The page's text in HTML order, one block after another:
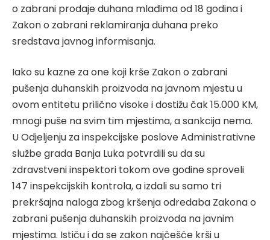
o zabrani prodaje duhana mlađima od 18 godina i
Zakon o zabrani reklamiranja duhana preko
sredstava javnog informisanja.
Iako su kazne za one koji krše Zakon o zabrani
pušenja duhanskih proizvoda na javnom mjestu u
ovom entitetu prilično visoke i dostižu čak 15.000 KM,
mnogi puše na svim tim mjestima, a sankcija nema.
U Odjeljenju za inspekcijske poslove Administrativne
službe grada Banja Luka potvrdili su da su
zdravstveni inspektori tokom ove godine sproveli
147 inspekcijskih kontrola, a izdali su samo tri
prekršajna naloga zbog kršenja odredaba Zakona o
zabrani pušenja duhanskih proizvoda na javnim
mjestima. Ističu i da se zakon najčešće krši u